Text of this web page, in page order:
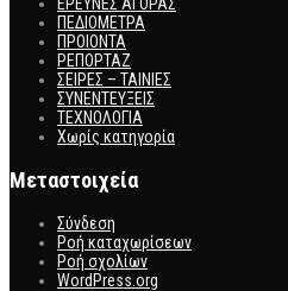
ΠΕΔΙΟΜΕΤΡΑ
ΠΡΟΙΟΝΤΑ
ΡΕΠΟΡΤΑΖ
ΣΕΙΡΕΣ – ΤΑΙΝΙΕΣ
ΣΥΝΕΝΤΕΥΞΕΙΣ
ΤΕΧΝΟΛΟΓΙΑ
Χωρίς κατηγορία
Μεταστοιχεία
Σύνδεση
Ροή καταχωρίσεων
Ροή σχολίων
WordPress.org